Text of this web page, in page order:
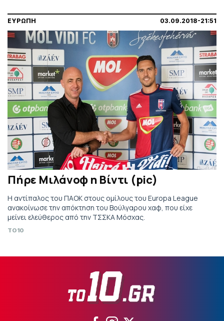
ΕΥΡΩΠΗ 03.09.2018-21:51
Πήρε Μιλάνοφ η Βίντι (pic)
Η αντίπαλος του ΠΑΟΚ στους ομίλους του Europa League
ανακοίνωσε την απόκτηση του Βούλγαρου χαφ, που είχε
μείνει ελεύθερος από την ΤΣΣΚΑ Μόσχας.
TO10